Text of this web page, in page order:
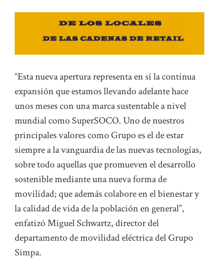
“Esta nueva apertura representa en sí la continua
expansión que estamos llevando adelante hace
unos meses con una marca sustentable a nivel
mundial como SuperSOCO. Uno de nuestros
principales valores como Grupo es el de estar
siempre a la vanguardia de las nuevas tecnologías,
sobre todo aquellas que promueven el desarrollo
sostenible mediante una nueva forma de
movilidad; que además colabore en el bienestar y
la calidad de vida de la población en general”,
enfatizó Miguel Schwartz, director del
departamento de movilidad eléctrica del Grupo
Simpa.